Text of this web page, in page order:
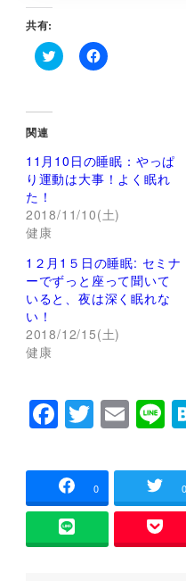
共有:
ク
し
て
T
i
t
t
e
r
で
共
有
(
新
し
い
ウ
ィ
ン
ド
ウ
で
す
)
F
で
共
有
る
に
リ
ッ
ク
し
て
さ
ウ
ィ
ン
き
ま
す
関連
11月10日の睡眠：やっぱ
り運動は大事！よく眠れ
た！
2018/11/10(土)
健康
1２月1５日の睡眠: セミナ
ーでずっと座って聞いて
いると、夜は深く眠れな
い！
2018/12/15(土)
健康
F
a
c
e
b
o
T
wi
tt
er
E
m
ai
l
n
e
0 0